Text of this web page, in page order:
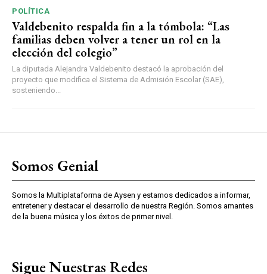
POLÍTICA
Valdebenito respalda fin a la tómbola: “Las
familias deben volver a tener un rol en la
elección del colegio”
La diputada Alejandra Valdebenito destacó la aprobación del
proyecto que modifica el Sistema de Admisión Escolar (SAE),
sosteniendo...
Somos Genial
Somos la Multiplataforma de Aysen y estamos dedicados a informar,
entretener y destacar el desarrollo de nuestra Región. Somos amantes
de la buena música y los éxitos de primer nivel.
Sigue Nuestras Redes